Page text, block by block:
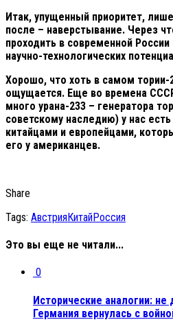
Итак, упущенный приоритет,
после – наверстывание. Через
проходить в современной
научно-технологических
Хорошо, что хоть в самом тории-
ощущается. Еще во времена
много урана-233 – генератора
советскому наследию) у нас
китайцами и европейцами,
его у американцев.
Share
Tags: АвстрияКитайРоссия
Это вы еще не читали...
0
Исторические аналогии: не
Германия вернулась с